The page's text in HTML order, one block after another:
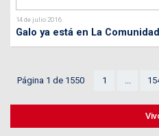
14 de julio 2016
Galo ya está en La
Página 1 de 1550 1 ...